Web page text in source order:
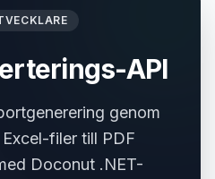
API
genom
filer till PDF
Doconut .NET-